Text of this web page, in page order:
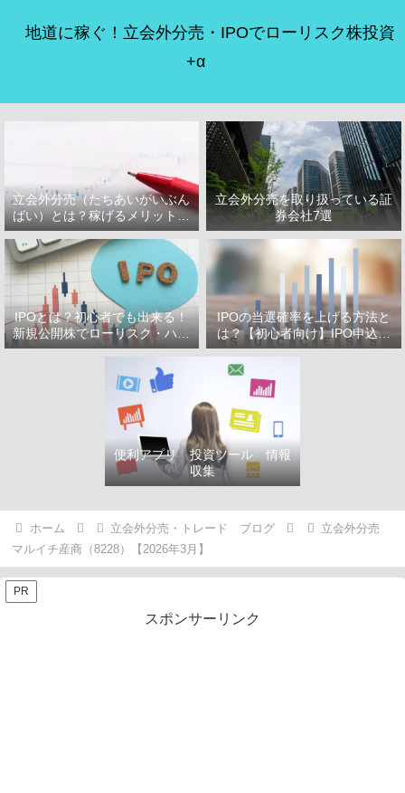
地道に稼ぐ！立会外分売・IPOでローリスク株投資
+α
立会外分売（たちあいがいぶん
ばい）とは？稼げるメリット・
デメリット
立会外分売を取り扱っている証
券会社7選
IPOとは？初心者でも出来る！
新規公開株でローリスク・ハイ
リターン投資をはじめよう！
IPOの当選確率を上げる方法と
は？【初心者向け】IPO申込で
選ぶべき証券会社
便利アプリ 投資ツール 情報
収集
ホーム 立会外分売・トレード ブログ
立会外分売
マルイチ産商（8228）【2026年3月】
PR
スポンサーリンク